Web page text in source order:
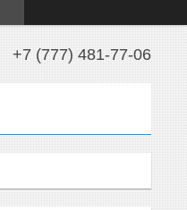
+7 (777) 481-77-06